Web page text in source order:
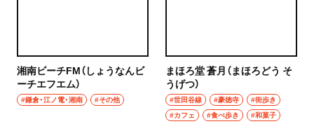
湘南ビーチFM（しょうなんビ
ーチエフエム）
#鎌倉・江ノ電・湘南 #その他
まほろ堂 蒼月（まほろどう そ
うげつ）
#世田谷線 #豪徳寺
#街歩き
#カフェ
#食べ歩き
#和菓子